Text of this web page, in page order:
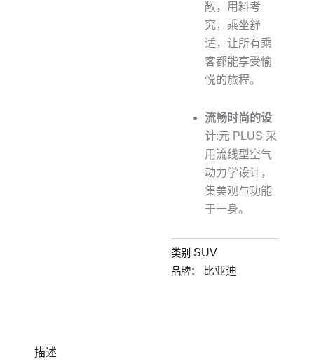
敞，用料考
究，乘坐舒
适，让所有乘
客都能享受愉
悦的旅程。
流畅时尚的设
计:元 PLUS 采
用流线型空气
动力学设计，
集美观与功能
于一身。
类别 SUV
品牌： 比亚迪
描述